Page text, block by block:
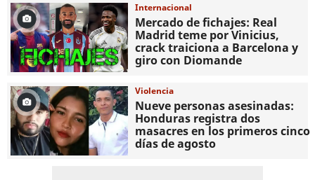
Internacional
Mercado de fichajes: Real
Madrid teme por Vinicius,
crack traiciona a Barcelona y
giro con Diomande
Violencia
Nueve personas asesinadas:
Honduras registra dos
masacres en los primeros cinco
días de agosto